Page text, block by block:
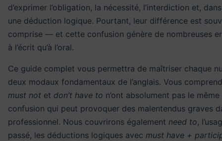
d’exprimer l’obligation, la nécessité, l’interdiction et,
une déduction logique. Pourtant, leur différence est
comprise — et cette confusion génère de nombreuses
à l’écrit qu’à l’oral.
Ce guide complet vous permettra de maîtriser chaque
deux modaux fondamentaux de l’anglais. Vous
must not et don’t have to n’ont absolument pas le
confusion qui peut provoquer des malentendus graves
professionnel. Nous couvrirons également need to,
passé, les déductions logiques avec must have +